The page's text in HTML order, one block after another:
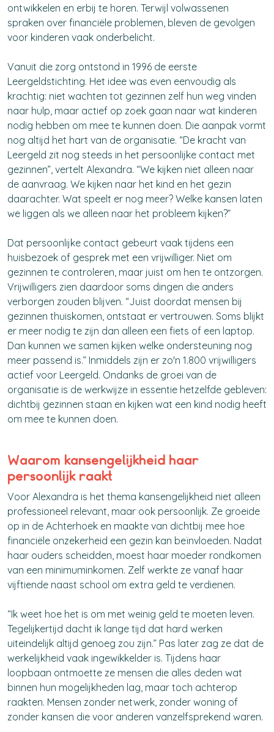
ontwikkelen en erbij te horen. Terwijl volwassenen
spraken over financiële problemen, bleven de gevolgen
voor kinderen vaak onderbelicht.
Vanuit die zorg ontstond in 1996 de eerste
Leergeldstichting. Het idee was even eenvoudig als
krachtig: niet wachten tot gezinnen zelf hun weg vinden
naar hulp, maar actief op zoek gaan naar wat kinderen
nodig hebben om mee te kunnen doen. Die aanpak vormt
nog altijd het hart van de organisatie. “De kracht van
Leergeld zit nog steeds in het persoonlijke contact met
gezinnen”, vertelt Alexandra. “We kijken niet alleen naar
de aanvraag. We kijken naar het kind en het gezin
daarachter. Wat speelt er nog meer? Welke kansen laten
we liggen als we alleen naar het probleem kijken?”
Dat persoonlijke contact gebeurt vaak tijdens een
huisbezoek of gesprek met een vrijwilliger. Niet om
gezinnen te controleren, maar juist om hen te ontzorgen.
Vrijwilligers zien daardoor soms dingen die anders
verborgen zouden blijven. “Juist doordat mensen bij
gezinnen thuiskomen, ontstaat er vertrouwen. Soms blijkt
er meer nodig te zijn dan alleen een fiets of een laptop.
Dan kunnen we samen kijken welke ondersteuning nog
meer passend is.” Inmiddels zijn er zo'n 1.800 vrijwilligers
actief voor Leergeld. Ondanks de groei van de
organisatie is de werkwijze in essentie hetzelfde gebleven:
dichtbij gezinnen staan en kijken wat een kind nodig heeft
om mee te kunnen doen.
Waarom kansengelijkheid haar
persoonlijk raakt
Voor Alexandra is het thema kansengelijkheid niet alleen
professioneel relevant, maar ook persoonlijk. Ze groeide
op in de Achterhoek en maakte van dichtbij mee hoe
financiële onzekerheid een gezin kan beïnvloeden. Nadat
haar ouders scheidden, moest haar moeder rondkomen
van een minimuminkomen. Zelf werkte ze vanaf haar
vijftiende naast school om extra geld te verdienen.
“Ik weet hoe het is om met weinig geld te moeten leven.
Tegelijkertijd dacht ik lange tijd dat hard werken
uiteindelijk altijd genoeg zou zijn.” Pas later zag ze dat de
werkelijkheid vaak ingewikkelder is. Tijdens haar
loopbaan ontmoette ze mensen die alles deden wat
binnen hun mogelijkheden lag, maar toch achterop
raakten. Mensen zonder netwerk, zonder woning of
zonder kansen die voor anderen vanzelfsprekend waren.